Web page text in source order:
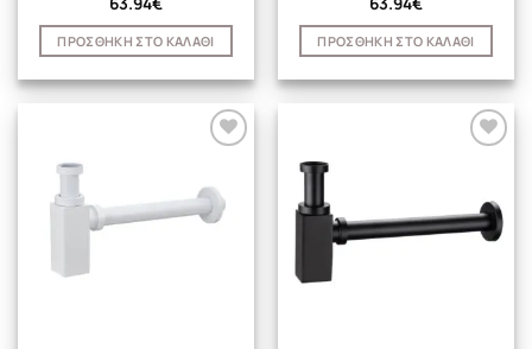
ΠΡΟΣΘΉΚΗ ΣΤΟ ΚΑΛΆΘΙ ΠΡΟΣΘΉΚΗ ΣΤΟ ΚΑΛΆΘΙ